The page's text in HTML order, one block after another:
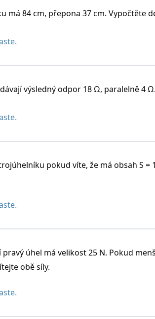
má 84 cm, přepona 37 cm. Vypočtěte
výsledný odpor 18 Ω, paralelně 4
pokud víte, že má obsah S =
úhel má velikost 25 N. Pokud
obě síly.